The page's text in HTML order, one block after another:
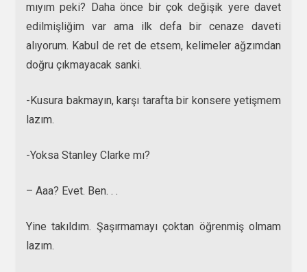
mıyım peki? Daha önce bir çok değişik yere davet
edilmişliğim var ama ilk defa bir cenaze daveti
alıyorum. Kabul de ret de etsem, kelimeler ağzımdan
doğru çıkmayacak sanki.
-Kusura bakmayın, karşı tarafta bir konsere yetişmem
lazım.
-Yoksa Stanley Clarke mı?
– Aaa? Evet. Ben. . .
Yine takıldım. Şaşırmamayı çoktan öğrenmiş olmam
lazım.